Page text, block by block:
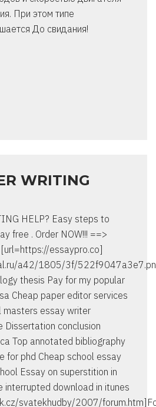
При этом типе
До свидания!
WRITING
HELP? Easy steps to
free . Order NOW!!! ==>
essaypro.co]
a42/1805/3f/
thesis Pay for my popular
Cheap paper editor services
masters essay writer
conclusion
Top annotated bibliography
for phd Cheap school essay
Essay on superstition in
interrupted download in itunes
svatekhudby/2007/